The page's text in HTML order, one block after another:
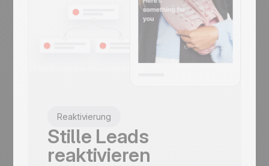
Reaktivierung
Stille Leads
reaktivieren